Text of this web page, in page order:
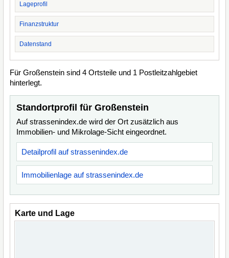
Lageprofil
Finanzstruktur
Datenstand
Für Großenstein sind 4 Ortsteile und 1 Postleitzahlgebiet
hinterlegt.
Standortprofil für Großenstein
Auf strassenindex.de wird der Ort zusätzlich aus
Immobilien- und Mikrolage-Sicht eingeordnet.
Detailprofil auf strassenindex.de
Immobilienlage auf strassenindex.de
Karte und Lage